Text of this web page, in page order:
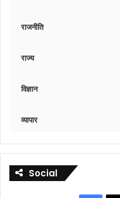
राजनीति
राज्य
विज्ञान
व्यापार
Social